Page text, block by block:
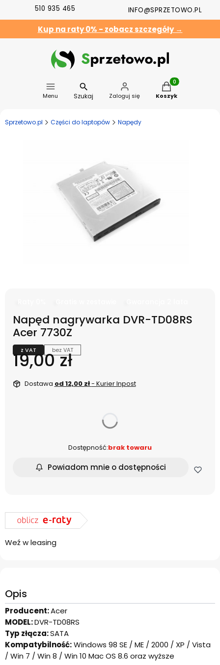
510 935 465 INFO@SPRZETOWO.PL
Kup na raty 0% - zobacz szczegóły →
Menu Szukaj Zaloguj się
Produkty w
Koszyk
Sprzetowo.pl Części do laptopów Napędy
Napęd nagrywarka DVR-TD08RS
Acer 7730Z
z VAT bez VAT
Cena
19,00 zł
Dostawa od 12,00 zł- Kurier Inpost
Dostępność:brak towaru
Powiadom mnie o dostępności
Weź w leasing
Opis
Producent:Acer
MODEL:DVR-TD08RS
Typ złącza:SATA
Kompatybilność:Windows 98 SE / ME / 2000 / XP / Vista
/ Win 7 / Win 8 / Win 10 Mac OS 8.6 oraz wyższe